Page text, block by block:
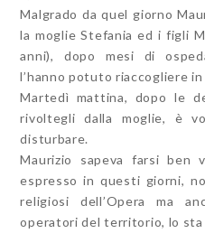
Malgrado da quel giorno
la moglie Stefania ed i figli
anni), dopo mesi di
l’hanno potuto riaccogliere
Martedì mattina, dopo le
rivoltegli dalla moglie, è
disturbare.
Maurizio sapeva farsi
espresso in questi giorni,
religiosi dell’Opera ma
operatori del territorio, lo sta